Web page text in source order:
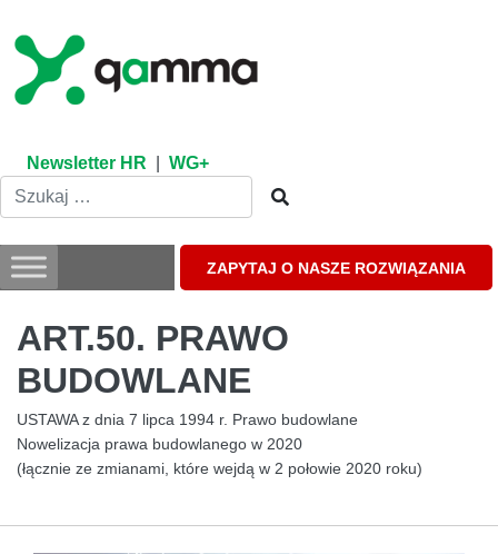
content
Newsletter HR WG+
ZAPYTAJ O NASZE ROZWIĄZANIA
ART.50. PRAWO
BUDOWLANE
USTAWA z dnia 7 lipca 1994 r. Prawo budowlane
Nowelizacja prawa budowlanego w 2020
(łącznie ze zmianami, które wejdą w 2 połowie 2020 roku)